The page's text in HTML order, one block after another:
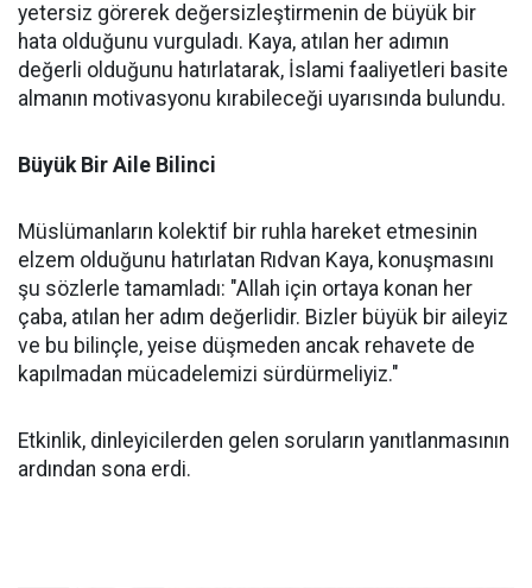
yetersiz görerek değersizleştirmenin de büyük bir
hata olduğunu vurguladı. Kaya, atılan her adımın
değerli olduğunu hatırlatarak, İslami faaliyetleri basite
almanın motivasyonu kırabileceği uyarısında bulundu.
Büyük Bir Aile Bilinci
Müslümanların kolektif bir ruhla hareket etmesinin
elzem olduğunu hatırlatan Rıdvan Kaya, konuşmasını
şu sözlerle tamamladı: "Allah için ortaya konan her
çaba, atılan her adım değerlidir. Bizler büyük bir aileyiz
ve bu bilinçle, yeise düşmeden ancak rehavete de
kapılmadan mücadelemizi sürdürmeliyiz."
Etkinlik, dinleyicilerden gelen soruların yanıtlanmasının
ardından sona erdi.